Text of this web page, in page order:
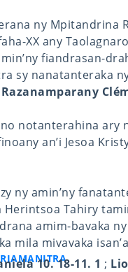
ny Mpitandrina
XX any
fiandrasan-
sy nanatanteraka
Razanamparany
notanterahina ary
an’i Jesoa
ny amin’ny
Tahiry
amim-bavaka
mila mivavaka
10. 18-11. 1 ;